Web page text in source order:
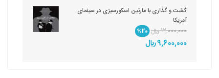
گشت و گذاری با مارتین اسکورسیزی در سینمای
آمریکا
12,000,000 ريال
%20
9,600,000 ريال